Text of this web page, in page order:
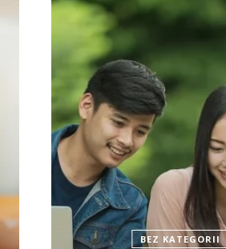
BEZ KATEGORII